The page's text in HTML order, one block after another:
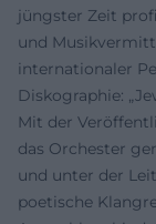
jüngster Zeit
und
internationaler
Diskographie:
Mit der
das Orchester
und unter der
poetische